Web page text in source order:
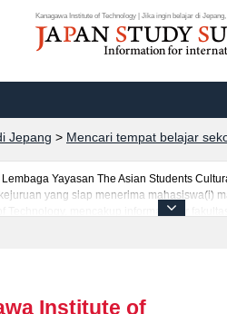
Kanagawa Institute of Technology | Jika ingin belajar di
Jepang > Mencari tempat belajar
Yayasan The Asian Students
yang siap menerima mahasiswa(i)
Technology, mencakup informasi per
Institute of